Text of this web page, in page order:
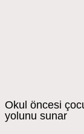
Okul öncesi
yolunu sunar